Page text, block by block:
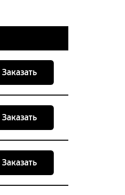
Заказать
Заказать
Заказать